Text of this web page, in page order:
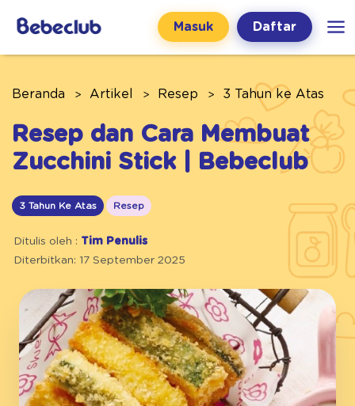
Masuk Daftar
Beranda Artikel Resep 3 Tahun ke Atas
Resep dan Cara Membuat
Zucchini Stick | Bebeclub
3 Tahun Ke Atas Resep
Ditulis oleh : Tim Penulis
Diterbitkan: 17 September 2025